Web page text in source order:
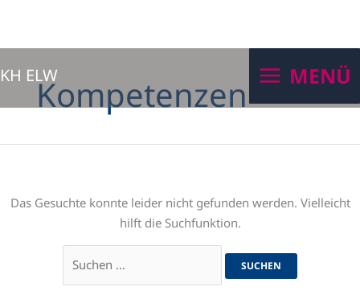
Inhalt
springen
KH ELW MENÜ
Kompetenzen
Das Gesuchte konnte leider nicht gefunden werden. Vielleicht
hilft die Suchfunktion.